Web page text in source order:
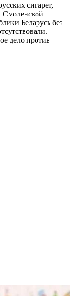
сигарет,
Смоленской
Беларусь без
дело против